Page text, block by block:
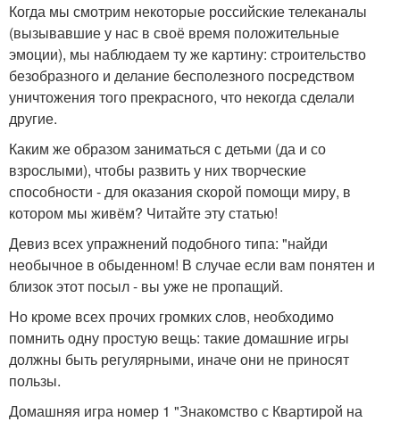
Когда мы смотрим некоторые российские телеканалы
(вызывавшие у нас в своё время положительные
эмоции), мы наблюдаем ту же картину: строительство
безобразного и делание бесполезного посредством
уничтожения того прекрасного, что некогда сделали
другие.
Каким же образом заниматься с детьми (да и со
взрослыми), чтобы развить у них творческие
способности - для оказания скорой помощи миру, в
котором мы живём? Читайте эту статью!
Девиз всех упражнений подобного типа: "найди
необычное в обыденном! В случае если вам понятен и
близок этот посыл - вы уже не пропащий.
Но кроме всех прочих громких слов, необходимо
помнить одну простую вещь: такие домашние игры
должны быть регулярными, иначе они не приносят
пользы.
Домашняя игра номер 1 "Знакомство с Квартирой на